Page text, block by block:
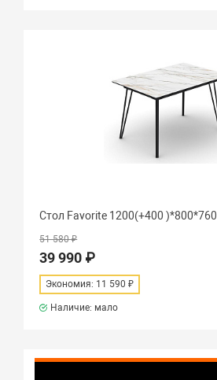
Стол Favorite 1200(+400 )*800*760
51 580 ₽
39 990 ₽
Экономия: 11 590 ₽
Наличие: мало